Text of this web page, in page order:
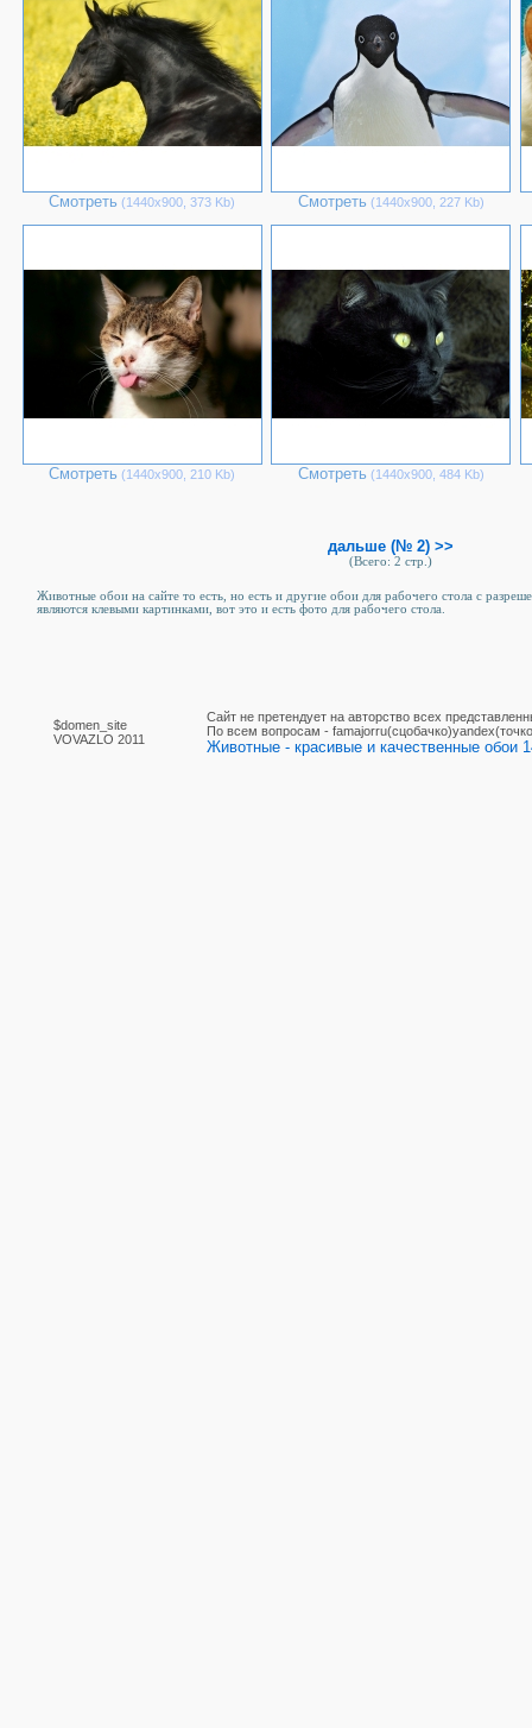
Смотреть (1440х900, 373 Kb) Смотреть (1440х900, 227 Kb)
Смотреть (1440х900, 210 Kb) Смотреть (1440х900, 484 Kb)
дальше (№ 2) >>
(Всего: 2 стр.)
Животные обои на сайте то есть, но есть и другие обои для рабочего стола c
являются клевыми картинками, вот это и есть фото для рабочего стола.
$domen_site
VOVAZLO 2011
Сайт не претендует на авторство всех
По вcем вопросам -
Животные - красивые и качественные обои